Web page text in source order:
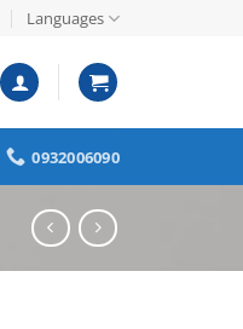
Languages
0932006090